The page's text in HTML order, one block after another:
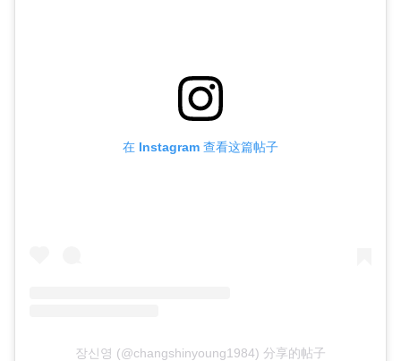
在 Instagram 查看这篇帖子
장신영 (@changshinyoung1984) 分享的帖子